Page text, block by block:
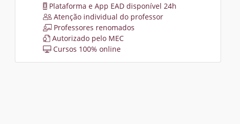
Plataforma e App EAD disponível 24h
Atenção individual do professor
Professores renomados
Autorizado pelo MEC
Cursos 100% online